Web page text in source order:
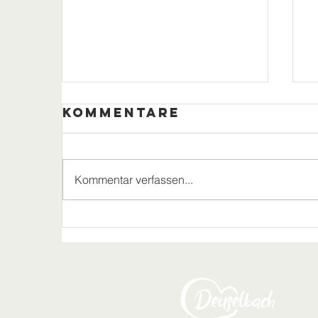
Rorodt–Deuselbach
Kommentare
Kommentar verfassen...